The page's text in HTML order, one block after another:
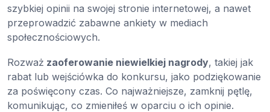
szybkiej opinii na swojej stronie internetowej, a nawet
przeprowadzić zabawne ankiety w mediach
społecznościowych.
Rozważ zaoferowanie niewielkiej nagrody, takiej jak
rabat lub wejściówka do konkursu, jako podziękowanie
za poświęcony czas. Co najważniejsze, zamknij pętlę,
komunikując, co zmieniłeś w oparciu o ich opinie.